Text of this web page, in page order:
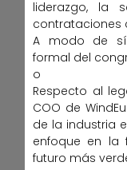
liderazgo, la
contrataciones
A modo de
formal del
o
Respecto al
COO de
de la industria
enfoque en la
futuro más